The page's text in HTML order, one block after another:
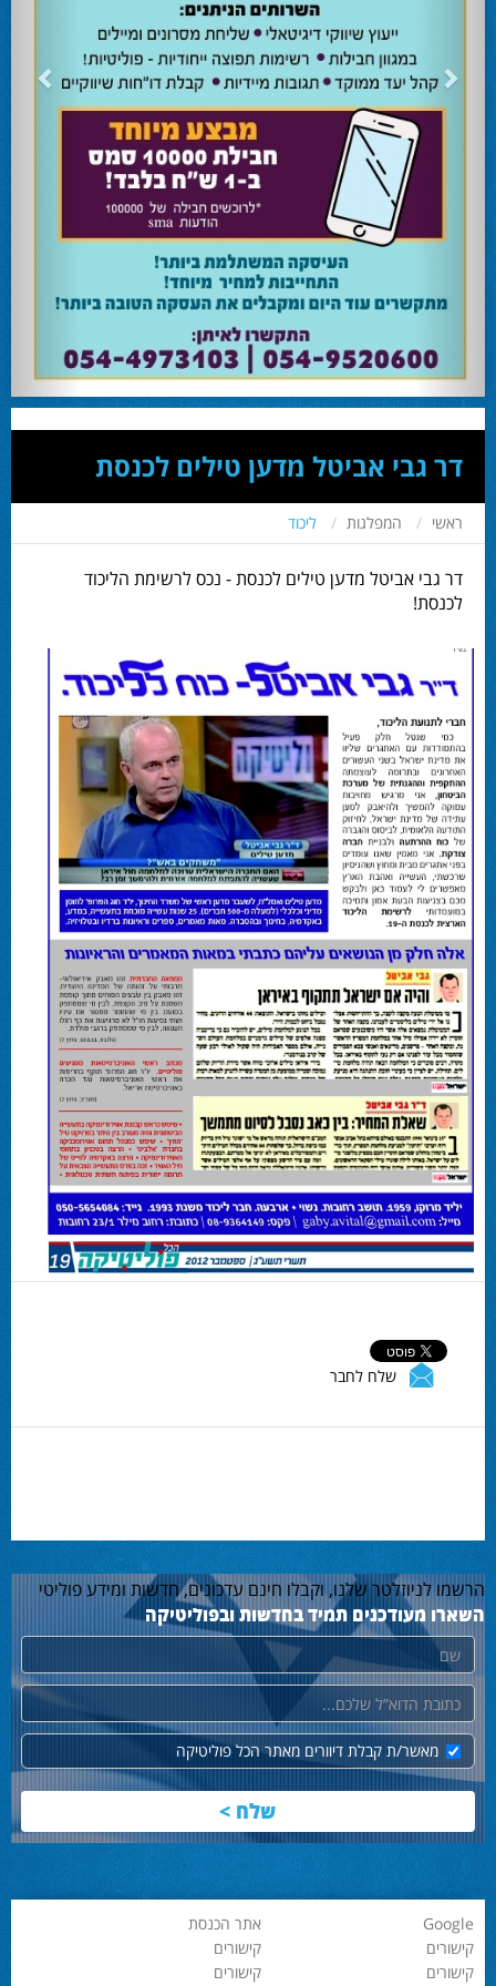
השרה מירי רגב קוראת לבוא ולהצביע ולהשפיע 24.02.24
השרה מירי רגב קוראת לבוא ולהצביע ולהשפיע בבחירות המוניציפליות שיתקיימו ביום
אוהד שגב הפסיד בעכו
עמיחי בן שלוש מקורבו של השר ניר ברקת ניצח את הבחירות בעכו ויכהן כראש העיר.
מחל זכתה במנדט אחד בבאר שבע
עו''ד אמנון כהן שעומד בראש רשימת מחל למועצת העיר זכה במנדט אחד ואילו שמעון
בוקר שהתמודד אף הוא למועצה לא הצליח להיבחר.
המשבר בליכוד העולמי 23.10.24
האם ההסכם של מיקי זוהר מחזק את הימין או השמאל? האם ההסכם חוקי או לא?שמירה
או הדחה? ומה יחליט בעתיד המרכז? עוד שנה בחירות בליכוד העולמי . הכל במגזין
המלא - עמ' 4.
דר גבי אביטל מדען טילים לכנסת
ראשי המפלגות ליכוד
דר גבי אביטל מדען טילים לכנסת - נכס לרשימת הליכוד
לכנסת!
שלח לחבר
הרשמו לניוזלטר שלנו, וקבלו חינם עדכונים, חדשות ומידע פוליטי
השארו מעודכנים תמיד בחדשות ובפוליטיקה
שם
דוא"ל
מאשר/ת קבלת דיוורים מאתר הכל פוליטיקה
Google אתר הכנסת
קישורים קישורים
קישורים קישורים